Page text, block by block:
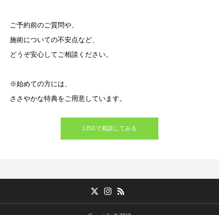
ご予約前のご質問や、
施術についての不安点など、
どうぞ安心してご相談ください。
※始めての方には、
ささやかな特典をご用意しています。
LINEで相談してみる